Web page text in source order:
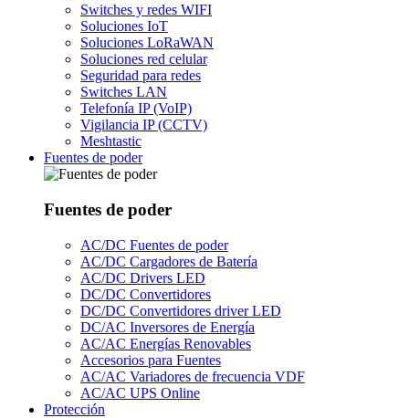
Switches y redes WIFI
Soluciones IoT
Soluciones LoRaWAN
Soluciones red celular
Seguridad para redes
Switches LAN
Telefonía IP (VoIP)
Vigilancia IP (CCTV)
Meshtastic
Fuentes de poder
Fuentes de poder
AC/DC Fuentes de poder
AC/DC Cargadores de Batería
AC/DC Drivers LED
DC/DC Convertidores
DC/DC Convertidores driver LED
DC/AC Inversores de Energía
AC/AC Energías Renovables
Accesorios para Fuentes
AC/AC Variadores de frecuencia VDF
AC/AC UPS Online
Protección